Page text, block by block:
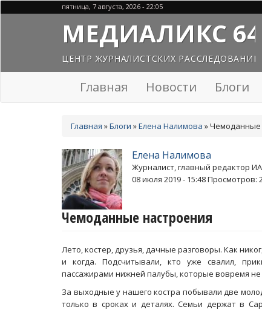
пятница, 7 августа, 2026 - 22:05
МЕДИАЛИКС 64
ЦЕНТР ЖУРНАЛИСТСКИХ РАССЛЕДОВАНИЙ
Главная Новости Блоги
здесь
Главная »Блоги »Елена Налимова »Чемоданные
Елена Налимова
Журналист, главный редактор
08 июля 2019 - 15:48Просмотров:
Чемоданные настроения
Лето, костер, друзья, дачные разговоры. Как
и когда. Подсчитывали, кто уже свалил,
пассажирами нижней палубы, которые вовремя не
За выходные у нашего костра побывали две
только в сроках и деталях. Семьи держат в